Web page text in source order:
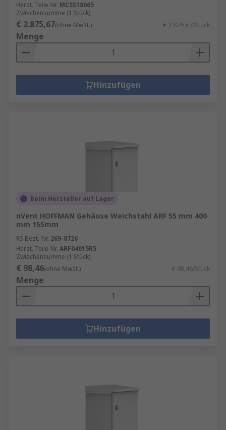
Herst. Teile-Nr. MCSS18065
Zwischensumme (1 Stück)
€ 2.875,67(ohne MwSt.) € 2.875,67/Stück
Menge
Hinzufügen
Beim Hersteller auf Lager
nVent HOFFMAN Gehäuse Weichstahl ARF 55 mm 400
mm 155mm
RS Best.-Nr. 269-8726
Herst. Teile-Nr. ARF04015R5
Zwischensumme (1 Stück)
€ 98,46(ohne MwSt.) € 98,46/Stück
Menge
Hinzufügen